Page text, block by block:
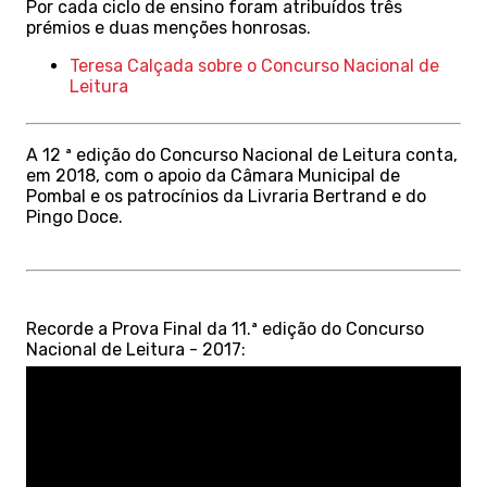
Por cada ciclo de ensino foram atribuídos três
prémios e duas menções honrosas.
Teresa Calçada sobre o Concurso Nacional de
Leitura
A 12 ª edição do Concurso Nacional de Leitura conta,
em 2018, com o apoio da Câmara Municipal de
Pombal e os patrocínios da Livraria Bertrand e do
Pingo Doce.
Recorde a Prova Final da 11.ª edição do Concurso
Nacional de Leitura - 2017: